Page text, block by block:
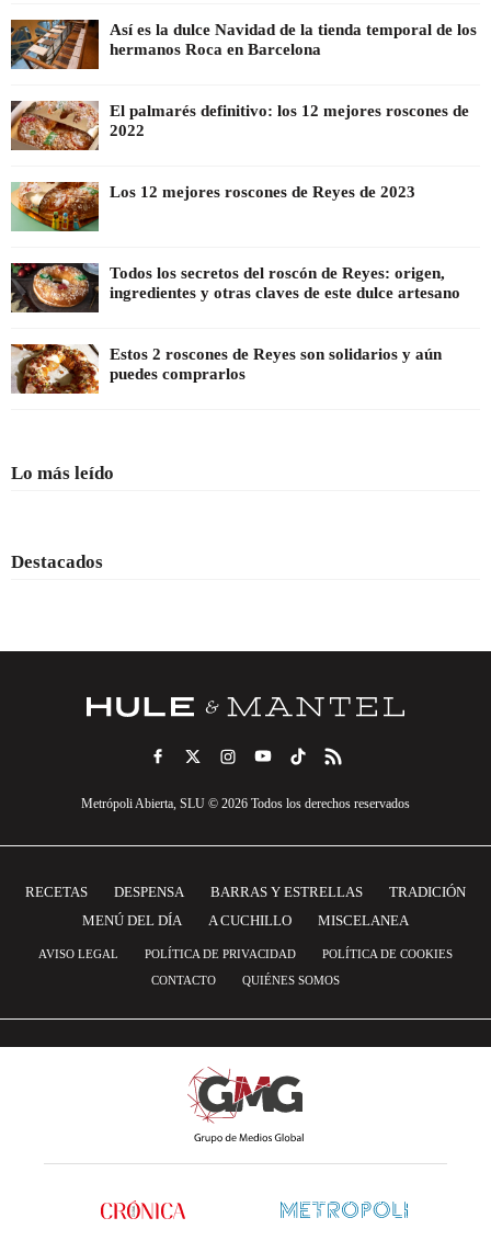
Así es la dulce Navidad de la tienda temporal de los
hermanos Roca en Barcelona
El palmarés definitivo: los 12 mejores roscones de
2022
Los 12 mejores roscones de Reyes de 2023
Todos los secretos del roscón de Reyes: origen,
ingredientes y otras claves de este dulce artesano
Estos 2 roscones de Reyes son solidarios y aún
puedes comprarlos
Lo más leído
Destacados
Metrópoli Abierta, SLU © 2026 Todos los derechos reservados
RECETAS DESPENSA BARRAS Y ESTRELLAS
TRADICIÓN
MENÚ DEL DÍA
A CUCHILLO MISCELANEA
AVISO LEGAL POLÍTICA DE PRIVACIDAD
POLÍTICA DE COOKIES
CONTACTO
QUIÉNES SOMOS